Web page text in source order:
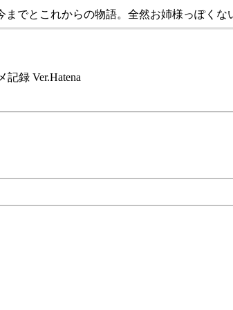
でとこれからの物語。全然お姉様っぽくな
録 Ver.Hatena